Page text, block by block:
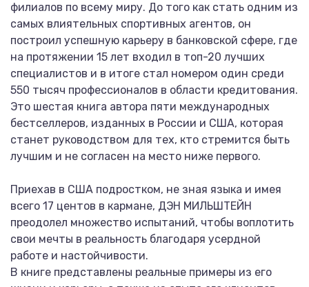
филиалов по всему миру. До того как стать одним из
самых влиятельных спортивных агентов, он
построил успешную карьеру в банковской сфере, где
на протяжении 15 лет входил в топ-20 лучших
специалистов и в итоге стал номером один среди
550 тысяч профессионалов в области кредитования.
Это шестая книга автора пяти международных
бестселлеров, изданных в России и США, которая
станет руководством для тех, кто стремится быть
лучшим и не согласен на место ниже первого.
Приехав в США подростком, не зная языка и имея
всего 17 центов в кармане, ДЭН МИЛЬШТЕЙН
преодолел множество испытаний, чтобы воплотить
свои мечты в реальность благодаря усердной
работе и настойчивости.
В книге представлены реальные примеры из его